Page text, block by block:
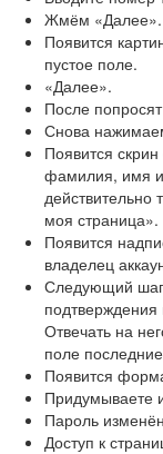
Жмём «Далее».
Появится
пустое поле.
«Далее».
После
Снова
Появится
фамилия, имя и
действительно
моя страница».
Появится
владелец
Следующий шаг
подтверждения
Отвечать на
поле
Появится
Придумываете
Пароль
Доступ к